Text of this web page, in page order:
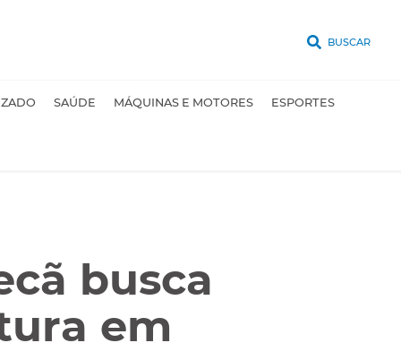
BUSCAR
SAÚDE MÁQUINAS E MOTORES ESPORTES
busca
em